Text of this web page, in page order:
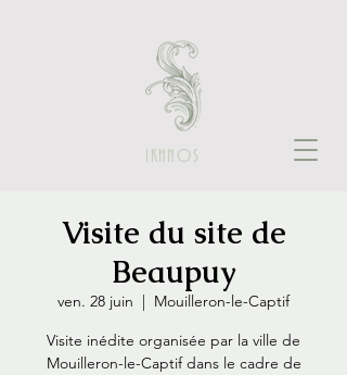
IKHNOS
Visite du site de
Beaupuy
ven. 28 juin
  |
Mouilleron-le-Captif
Visite inédite organisée par la ville de
Mouilleron-le-Captif dans le cadre de